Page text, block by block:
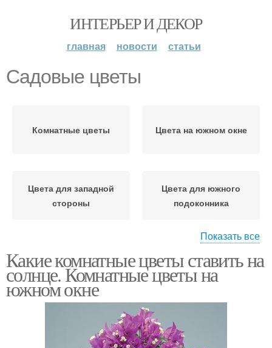
ИНТЕРЬЕР И ДЕКОР
главная новости статьи
Садовые цветы
Комнатные цветы Цвета на южном окне
Цвета для западной
стороны
Цвета для южного
подоконника
стороны
цветы
Показать все
Какие комнатные цветы ставить на
солнце. Комнатные цветы на
южном окне